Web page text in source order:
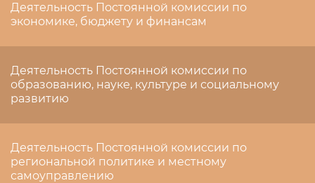
Деятельность Постоянной комиссии по
экономике, бюджету и финансам
Деятельность Постоянной комиссии по
образованию, науке, культуре и социальному
развитию
Деятельность Постоянной комиссии по
региональной политике и местному
самоуправлению